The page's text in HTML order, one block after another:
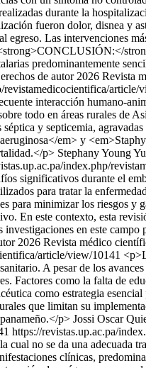
durante la
fueron dolor, disnea y
egreso. Las intervenciones
predominantemente
de autor 2026 Revista
revistamedicocientifica/article/
interacción humano-
todo en áreas rurales
y septicemia,
em> y
p> Stephany Young
index.php/
significativos durante el
para tratar la
para minimizar los riesgos
En este contexto, esta
en este
2026 Revista médico
article/view/10141
A pesar de los
Factores como la falta de
como estrategia
que limitan su
p> Jossi Oscar
https://revistas.up.ac.pa/
cual no se da una adecuada
clínicas,